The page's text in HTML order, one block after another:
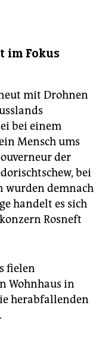
im Fokus
mit Drohnen
bei einem
Mensch ums
der
bei
wurden demnach
handelt es sich
Rosneft
fielen
Wohnhaus in
herabfallenden